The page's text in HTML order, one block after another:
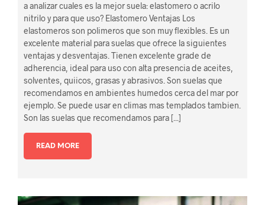
a analizar cuales es la mejor suela: elastomero o acrilo
nitrilo y para que uso? Elastomero Ventajas Los
elastomeros son polimeros que son muy flexibles. Es un
excelente material para suelas que ofrece la siguientes
ventajas y desventajas. Tienen excelente grade de
adherencia, ideal para uso con alta presencia de aceites,
solventes, quiicos, grasas y abrasivos. Son suelas que
recomendamos en ambientes humedos cerca del mar por
ejemplo. Se puede usar en climas mas templados tambien.
Son las suelas que recomendamos para [...]
READ MORE